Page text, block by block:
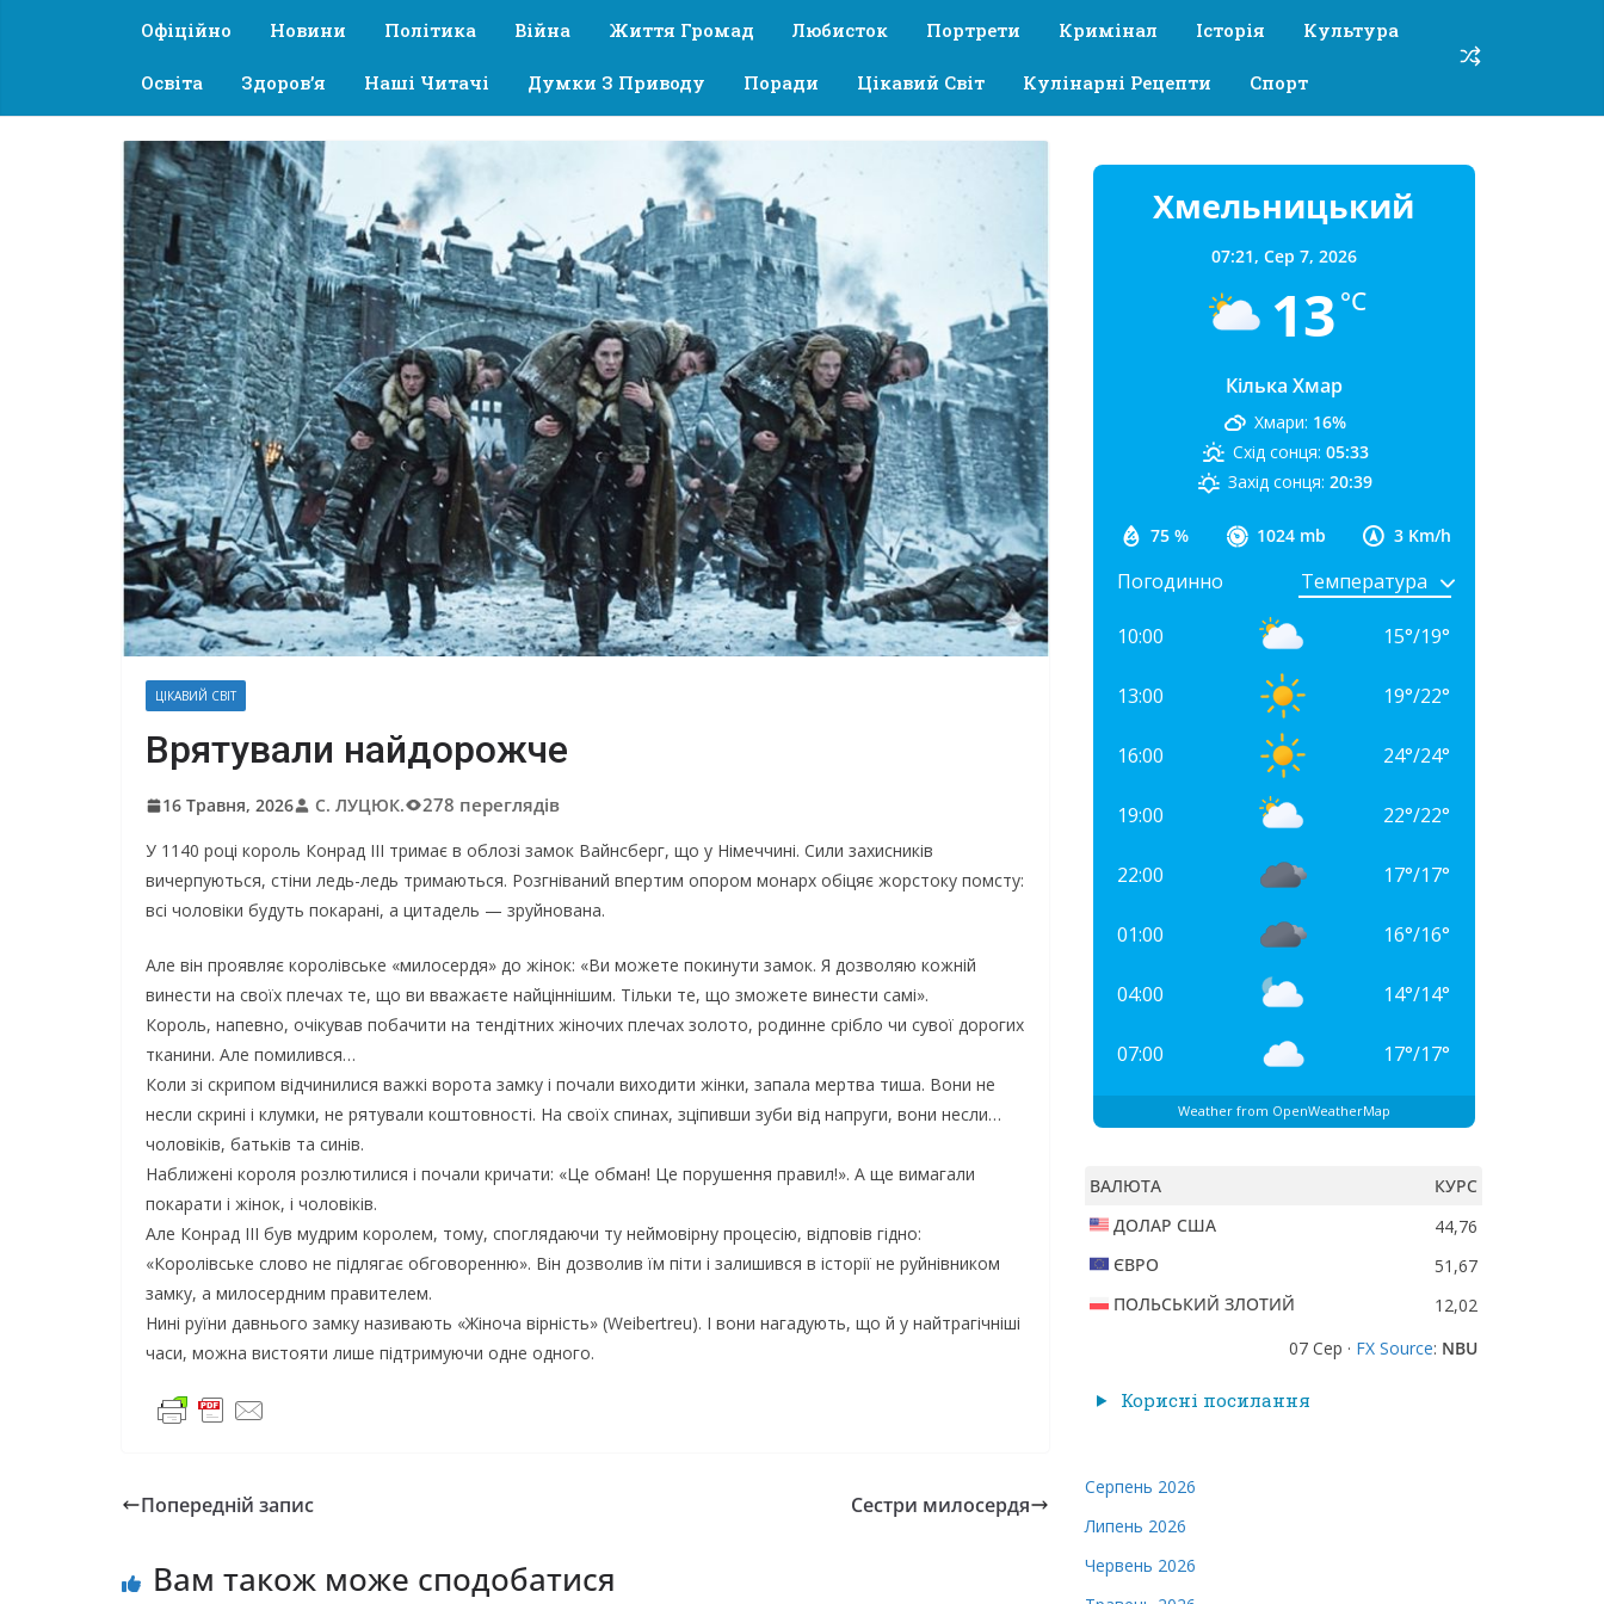
Офіційно Новини Політика Війна Життя Громад Любисток Портрети Кримінал Історія Культура
Освіта Здоров’я Наші Читачі Думки З Приводу Поради Цікавий Світ Кулінарні Рецепти Спорт
ЦІКАВИЙ СВІТ
Врятували найдорожче
16 Травня, 2026 С. ЛУЦЮК. 278 переглядів
У 1140 році король Конрад III тримає в облозі замок Вайнсберг, що у Німеччині. Сили захисників
вичерпуються, стіни ледь-ледь тримаються. Розгніваний впертим опором монарх обіцяє жорстоку помсту:
всі чоловіки будуть покарані, а цитадель — зруйнована.
Але він проявляє королівське «милосердя» до жінок: «Ви можете покинути замок. Я дозволяю кожній
винести на своїх плечах те, що ви вважаєте найціннішим. Тільки те, що зможете винести самі».
Король, напевно, очікував побачити на тендітних жіночих плечах золото, родинне срібло чи сувої дорогих
тканини. Але помилився…
Коли зі скрипом відчинилися важкі ворота замку і почали виходити жінки, запала мертва тиша. Вони не
несли скрині і клумки, не рятували коштовності. На своїх спинах, зціпивши зуби від напруги, вони несли…
чоловіків, батьків та синів.
Наближені короля розлютилися і почали кричати: «Це обман! Це порушення правил!». А ще вимагали
покарати і жінок, і чоловіків.
Але Конрад III був мудрим королем, тому, споглядаючи ту неймовірну процесію, відповів гідно:
«Королівське слово не підлягає обговоренню». Він дозволив їм піти і залишився в історії не руйнівником
замку, а милосердним правителем.
Нині руїни давнього замку називають «Жіноча вірність» (Weibertreu). І вони нагадують, що й у найтрагічніші
часи, можна вистояти лише підтримуючи одне одного.
Попередній запис Сестри милосердя
Вам також може сподобатися
Хмельницький
07:21, Сер 7, 2026
13 °C
Кілька Хмар
75 % 1024 mb 3 Km/h
Хмари: 16%
Схід сонця: 05:33
Захід сонця: 20:39
Погодинно
10:00 15°/19°
13:00 19°/22°
16:00 24°/24°
19:00 22°/22°
22:00 17°/17°
01:00 16°/16°
04:00 14°/14°
07:00 17°/17°
Weather from OpenWeatherMap
ВАЛЮТА
КУРС
ДОЛАР США
44,76
ЄВРО
51,67
ПОЛЬСЬКИЙ ЗЛОТИЙ
12,02
07 Сер · FX Source: NBU
Корисні посилання
Серпень 2026
Липень 2026
Червень 2026